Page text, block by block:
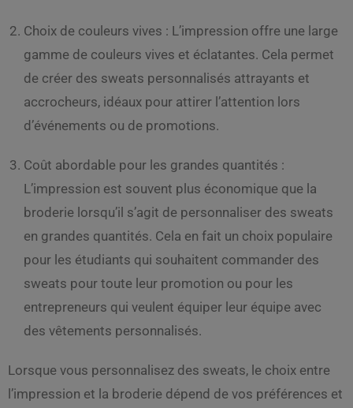
Choix de couleurs vives : L’impression offre une large
gamme de couleurs vives et éclatantes. Cela permet
de créer des sweats personnalisés attrayants et
accrocheurs, idéaux pour attirer l’attention lors
d’événements ou de promotions.
Coût abordable pour les grandes quantités :
L’impression est souvent plus économique que la
broderie lorsqu’il s’agit de personnaliser des sweats
en grandes quantités. Cela en fait un choix populaire
pour les étudiants qui souhaitent commander des
sweats pour toute leur promotion ou pour les
entrepreneurs qui veulent équiper leur équipe avec
des vêtements personnalisés.
Lorsque vous personnalisez des sweats, le choix entre
l’impression et la broderie dépend de vos préférences et